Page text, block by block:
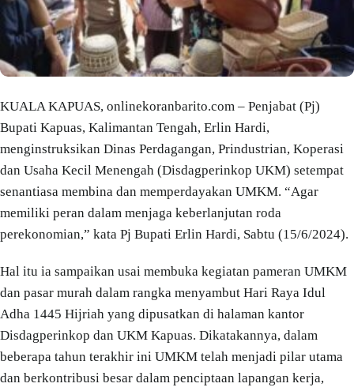
KUALA KAPUAS, onlinekoranbarito.com – Penjabat (Pj)
Bupati Kapuas, Kalimantan Tengah, Erlin Hardi,
menginstruksikan Dinas Perdagangan, Prindustrian, Koperasi
dan Usaha Kecil Menengah (Disdagperinkop UKM) setempat
senantiasa membina dan memperdayakan UMKM. “Agar
memiliki peran dalam menjaga keberlanjutan roda
perekonomian,” kata Pj Bupati Erlin Hardi, Sabtu (15/6/2024).
Hal itu ia sampaikan usai membuka kegiatan pameran UMKM
dan pasar murah dalam rangka menyambut Hari Raya Idul
Adha 1445 Hijriah yang dipusatkan di halaman kantor
Disdagperinkop dan UKM Kapuas. Dikatakannya, dalam
beberapa tahun terakhir ini UMKM telah menjadi pilar utama
dan berkontribusi besar dalam penciptaan lapangan kerja,